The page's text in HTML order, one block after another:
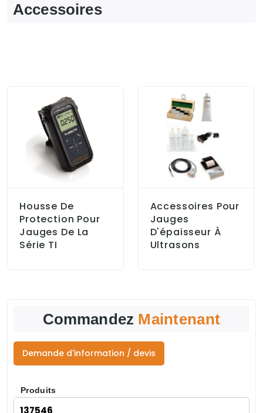
Accessoires
Housse De
Protection Pour
Jauges De La
Série TI
Accessoires Pour
Jauges
D'épaisseur À
Ultrasons
Commandez Maintenant
Demande d'information / devis
Produits
137546